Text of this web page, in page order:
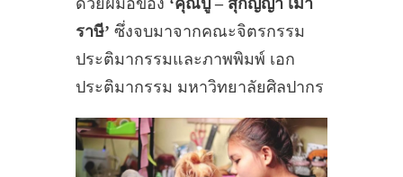
ด้วยฝีมือของ ‘คุณปู – สุกัญญา เมา
ราษี’ ซึ่งจบมาจากคณะจิตรกรรม
ประติมากรรมและภาพพิมพ์ เอก
ประติมากรรม มหาวิทยาลัยศิลปากร